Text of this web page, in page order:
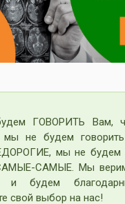
ГОВОРИТЬ Вам,
не будем
мы не будем
САМЫЕ. Мы
и будем
свой выбор на нас!